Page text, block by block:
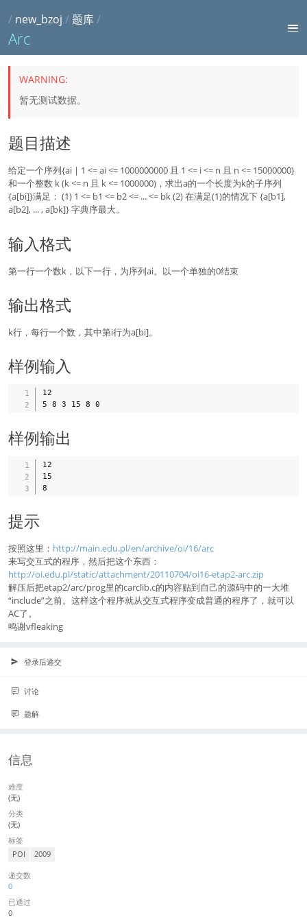
/ new_bzoj / 题库/
Arc
暂无测试数据。
题目描述
给定一个序列{ai | 1 <= ai <= 1000000000 且 1 <= i <= n 且 n <= 15000000}
和一个整数 k (k <= n 且 k <= 1000000)，求出a的一个长度为k的子序列
{a[bi]}满足： (1) 1 <= b1 <= b2 <= ... <= bk (2) 在满足(1)的情况下 {a[b1],
a[b2], ... , a[bk]} 字典序最大。
输入格式
第一行一个数k，以下一行，为序列ai。以一个单独的0结束
输出格式
k行，每行一个数，其中第i行为a[bi]。
样例输入
12
样例输出
12
15
提示
按照这里： http://main.edu.pl/en/archive/oi/16/arc
来写交互式的程序，然后把这个东西：
http://oi.edu.pl/static/attachment/20110704/oi16-etap2-arc.zip
解压后把etap2/arc/prog里的carclib.c的内容贴到自己的源码中的一大堆
“include”之前。这样这个程序就从交互式程序变成普通的程序了，就可以
AC了。
鸣谢vfleaking
登录后递交
讨论
题解
信息
难度
(无)
分类
(无)
标签
POI 2009
递交数
0
已通过
0